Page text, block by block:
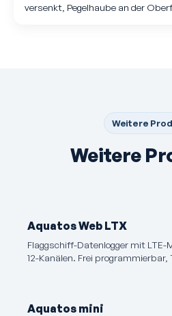
versenkt, Pegelhaube an der
Weitere
Weitere
Aquatos Web LTX
Flaggschiff-Datenlogger mit LTE-
12-Kanälen. Frei programmierbar,
Aquatos mini